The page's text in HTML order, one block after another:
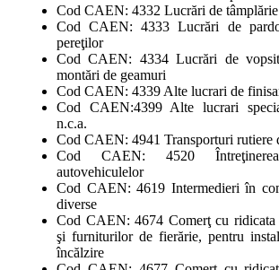
Cod CAEN: 4332 Lucrări de
Cod CAEN: 4333 Lucrări de
pereţilor
Cod CAEN: 4334 Lucrări de
montări de geamuri
Cod CAEN: 4339 Alte lucrari de
Cod CAEN:4399 Alte lucrari
n.c.a.
Cod CAEN: 4941 Transporturi rutiere
Cod CAEN: 4520
autovehiculelor
Cod CAEN: 4619 Intermedieri în
diverse
Cod CAEN: 4674 Comerţ cu ridicata
şi furniturilor de fierărie, pentru
încălzire